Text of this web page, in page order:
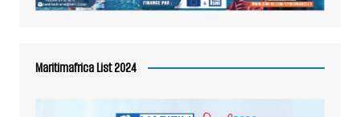
Maritimafrica List 2024